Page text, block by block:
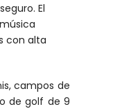
El
con alta
campos de
de golf de 9